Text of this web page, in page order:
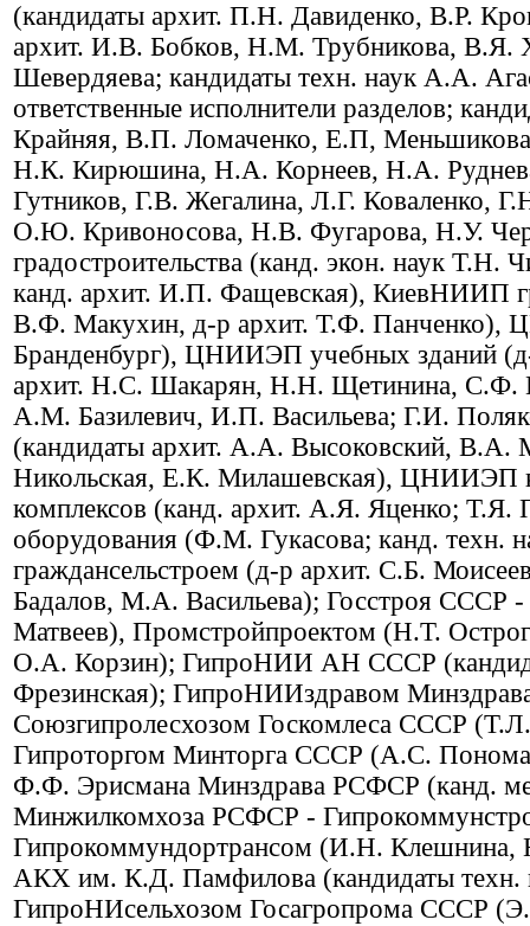
(кандидаты архит. П.Н. Давиденко, В.Р.
архит. И.В. Бобков, Н.М. Трубникова, В.Я.
Шевердяева; кандидаты техн. наук А.А.
ответственные исполнители разделов;
Крайняя, В.П. Ломаченко, Е.П,
Н.К. Кирюшина, Н.А. Корнеев, Н.А.
Гутников, Г.В. Жегалина, Л.Г. Коваленко,
О.Ю. Кривоносова, Н.В. Фугарова, Н.У.
градостроительства (канд. экон. наук
канд. архит. И.П. Фащевская), КиевНИИП
В.Ф. Макухин, д-р архит. Т.Ф.
Бранденбург), ЦНИИЭП учебных зданий
архит. Н.С. Шакарян, Н.Н. Щетинина, С.Ф.
А.М. Базилевич, И.П. Васильева; Г.И.
(кандидаты архит. А.А. Высоковский,
Никольская, Е.К. Милашевская), ЦНИИЭП
комплексов (канд. архит. А.Я. Яценко;
оборудования (Ф.М. Гукасова; канд.
граждансельстроем (д-р архит. С.Б.
Бадалов, М.А. Васильева); Госстроя
Матвеев), Промстройпроектом (Н.Т.
О.А. Корзин); ГипроНИИ АН СССР
Фрезинская); ГипроНИИздравом
Союзгипролесхозом Госкомлеса СССР
Гипроторгом Минторга СССР (А.С.
Ф.Ф. Эрисмана Минздрава РСФСР (канд.
Минжилкомхоза РСФСР -
Гипрокоммундортрансом (И.Н.
АКХ им. К.Д. Памфилова (кандидаты
ГипроНИсельхозом Госагропрома СССР